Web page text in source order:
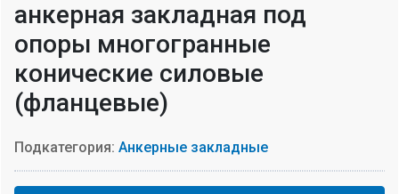
анкерная закладная под
опоры многогранные
конические силовые
(фланцевые)
Подкатегория: Анкерные закладные